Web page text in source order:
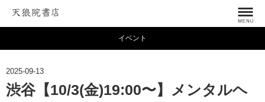
イベント
2025-09-13
渋谷【10/3(金)19:00〜】メンタルヘ